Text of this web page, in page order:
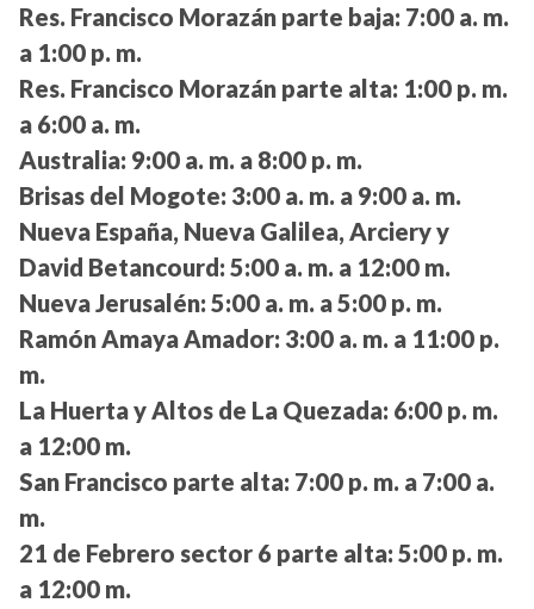
Res. Francisco Morazán parte baja: 7:00 a. m.
a 1:00 p. m.
Res. Francisco Morazán parte alta: 1:00 p. m.
a 6:00 a. m.
Australia: 9:00 a. m. a 8:00 p. m.
Brisas del Mogote: 3:00 a. m. a 9:00 a. m.
Nueva España, Nueva Galilea, Arciery y
David Betancourd: 5:00 a. m. a 12:00 m.
Nueva Jerusalén: 5:00 a. m. a 5:00 p. m.
Ramón Amaya Amador: 3:00 a. m. a 11:00 p.
m.
La Huerta y Altos de La Quezada: 6:00 p. m.
a 12:00 m.
San Francisco parte alta: 7:00 p. m. a 7:00 a.
m.
21 de Febrero sector 6 parte alta: 5:00 p. m.
a 12:00 m.